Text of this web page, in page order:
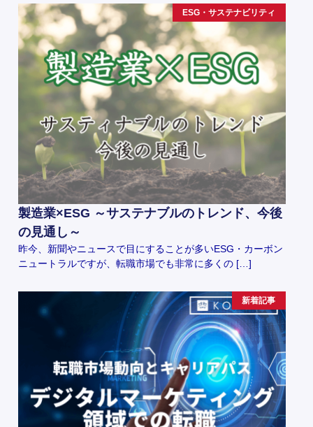
ESG・サステナビリティ
製造業×ESG ～サステナブルのトレンド、今後
の見通し～
昨今、新聞やニュースで目にすることが多いESG・カーボン
ニュートラルですが、転職市場でも非常に多くの […]
新着記事